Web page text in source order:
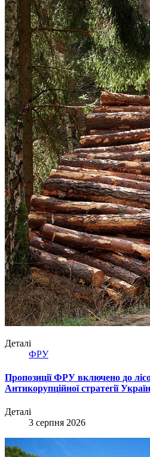
Деталі
ФРУ
Пропозиції ФРУ включено до
Антикорупційної стратегії
Деталі
3 серпня 2026